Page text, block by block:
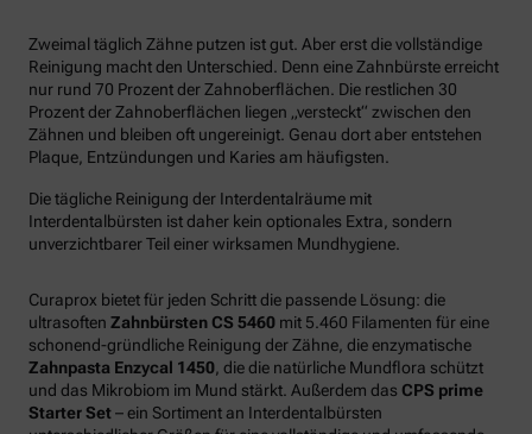
Zweimal täglich Zähne putzen ist gut. Aber erst die vollständige
Reinigung macht den Unterschied. Denn eine Zahnbürste erreicht
nur rund 70 Prozent der Zahnoberflächen. Die restlichen 30
Prozent der Zahnoberflächen liegen „versteckt“ zwischen den
Zähnen und bleiben oft ungereinigt. Genau dort aber entstehen
Plaque, Entzündungen und Karies am häufigsten.
Die tägliche Reinigung der Interdentalräume mit
Interdentalbürsten ist daher kein optionales Extra, sondern
unverzichtbarer Teil einer wirksamen Mundhygiene.
Curaprox bietet für jeden Schritt die passende Lösung: die
ultrasoften Zahnbürsten CS 5460 mit 5.460 Filamenten für eine
schonend-gründliche Reinigung der Zähne, die enzymatische
Zahnpasta Enzycal 1450, die die natürliche Mundflora schützt
und das Mikrobiom im Mund stärkt. Außerdem das CPS prime
Starter Set– ein Sortiment an Interdentalbürsten